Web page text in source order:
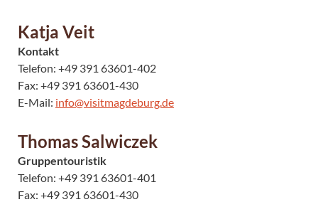
Katja Veit
Kontakt
Telefon: +49 391 63601-402
Fax: +49 391 63601-430
E-Mail: info@visitmagdeburg.de
Thomas Salwiczek
Gruppentouristik
Telefon: +49 391 63601-401
Fax: +49 391 63601-430